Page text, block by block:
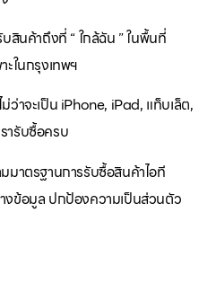
สินค้าถึงที่ “ ใกล้ฉัน ” ในพื้นที่
ะในกรุงเทพฯ
ว่าจะเป็น iPhone, iPad, แท็บเล็ต,
ารับซื้อครบ
มาตรฐานการรับซื้อสินค้าไอที
งข้อมูล ปกป้องความเป็นส่วนตัว